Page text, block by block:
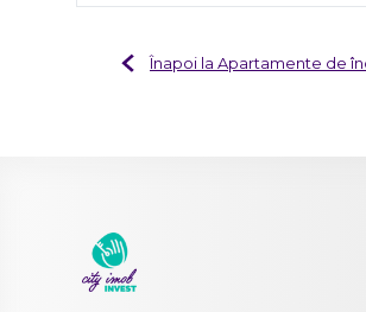
Înapoi la Apartamente de